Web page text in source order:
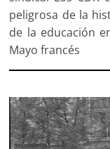
peligrosa de la
de la educación
Mayo francés